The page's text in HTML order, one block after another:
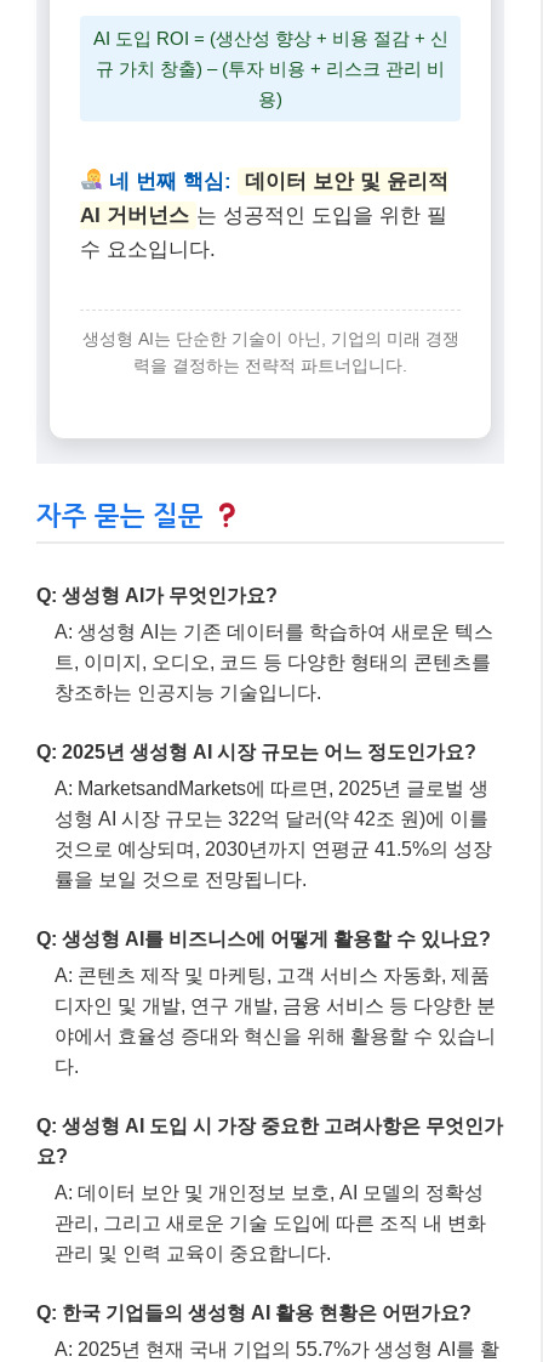
AI 도입 ROI = (생산성 향상 + 비용 절감 + 신
규 가치 창출) – (투자 비용 + 리스크 관리 비
용)
네 번째 핵심:
데이터 보안 및 윤리적
AI 거버넌스 는 성공적인 도입을 위한 필
수 요소입니다.
생성형 AI는 단순한 기술이 아닌, 기업의 미래 경쟁
력을 결정하는 전략적 파트너입니다.
자주 묻는 질문
Q: 생성형 AI가 무엇인가요?
A: 생성형 AI는 기존 데이터를 학습하여 새로운 텍스
트, 이미지, 오디오, 코드 등 다양한 형태의 콘텐츠를
창조하는 인공지능 기술입니다.
Q: 2025년 생성형 AI 시장 규모는 어느 정도인가요?
A: MarketsandMarkets에 따르면, 2025년 글로벌 생
성형 AI 시장 규모는 322억 달러(약 42조 원)에 이를
것으로 예상되며, 2030년까지 연평균 41.5%의 성장
률을 보일 것으로 전망됩니다.
Q: 생성형 AI를 비즈니스에 어떻게 활용할 수 있나요?
A: 콘텐츠 제작 및 마케팅, 고객 서비스 자동화, 제품
디자인 및 개발, 연구 개발, 금융 서비스 등 다양한 분
야에서 효율성 증대와 혁신을 위해 활용할 수 있습니
다.
Q: 생성형 AI 도입 시 가장 중요한 고려사항은 무엇인가
요?
A: 데이터 보안 및 개인정보 보호, AI 모델의 정확성
관리, 그리고 새로운 기술 도입에 따른 조직 내 변화
관리 및 인력 교육이 중요합니다.
Q: 한국 기업들의 생성형 AI 활용 현황은 어떤가요?
A: 2025년 현재 국내 기업의 55.7%가 생성형 AI를 활